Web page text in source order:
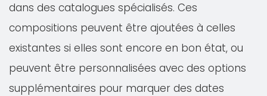
dans des catalogues spécialisés. Ces
compositions peuvent être ajoutées à celles
existantes si elles sont encore en bon état, ou
peuvent être personnalisées avec des options
supplémentaires pour marquer des dates